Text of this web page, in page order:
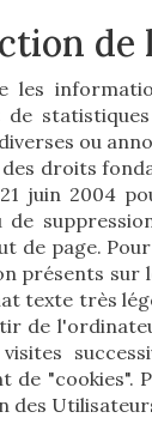
de
les
de
ou
droits
21 juin 2004
de page.
présents sur
texte très
de
de "cookies".